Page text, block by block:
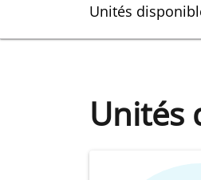
Unités
Unités